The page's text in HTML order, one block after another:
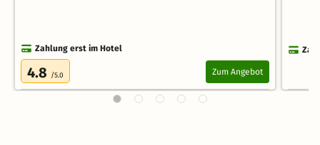
Zahlung erst im Hotel
4.8 /5.0 Zum Angebot